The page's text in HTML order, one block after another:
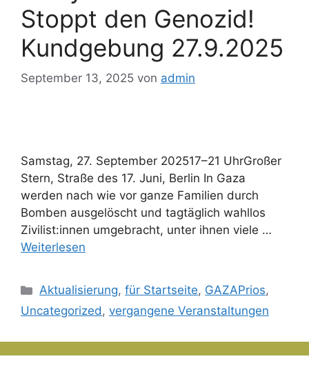
Stoppt den Genozid!
Kundgebung 27.9.2025
September 13, 2025 von admin
Samstag, 27. September 202517–21 UhrGroßer
Stern, Straße des 17. Juni, Berlin In Gaza
werden nach wie vor ganze Familien durch
Bomben ausgelöscht und tagtäglich wahllos
Zivilist:innen umgebracht, unter ihnen viele …
Weiterlesen
Kategorien
Aktualisierung,für Startseite, GAZAPrios,
Uncategorized, vergangene Veranstaltungen